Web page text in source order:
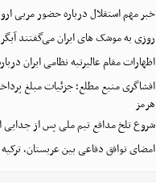
خبر مهم استقلال درباره حضور مربی
روزی به موشک‌ های ایران می‌گفتند
اظهارات مقام عالیرتبه نظامی ایران
افشاگری منبع مطلع؛ جزئیات مبلغ
هرمز
شروع تلخ مدافع تیم ملی پس از جدایی
امضای توافق دفاعی بین عربستان،